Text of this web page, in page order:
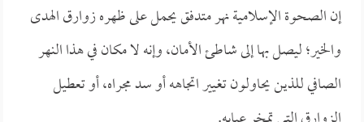
إن الصحوة الإسلامية نهر متدفق يحمل على ظهره زوارق الهدى
والخير؛ ليصل بها إلى شاطئ الأمان، وإنه لا مكان في هذا النهر
الصافي للذين يحاولون تغيير اتجاهه أو سد مجراه، أو تعطيل